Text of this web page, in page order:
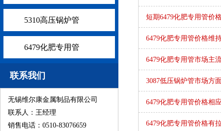
5310高压锅炉管
6479化肥专用管
联系我们
无锡维尔康金属制品有限公司
联系人：王经理
销售电话：0510-83076659
短期6479化肥专用管价
6479化肥专用管价格维
6479化肥专用管市场主
3087低压锅炉管市场方
6479化肥专用管价格相
6479化肥专用管价格有